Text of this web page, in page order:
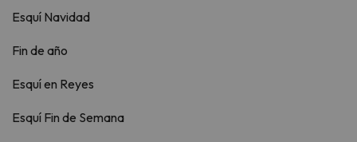
Esquí Navidad
Fin de año
Esquí en Reyes
Esquí Fin de Semana